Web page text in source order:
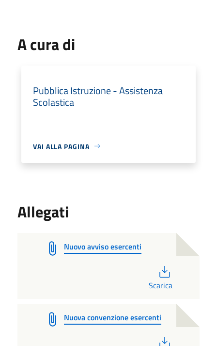
A cura di
Pubblica Istruzione - Assistenza
Scolastica
VAI ALLA PAGINA
Allegati
Nuovo avviso esercenti
Scarica
Nuova convenzione esercenti